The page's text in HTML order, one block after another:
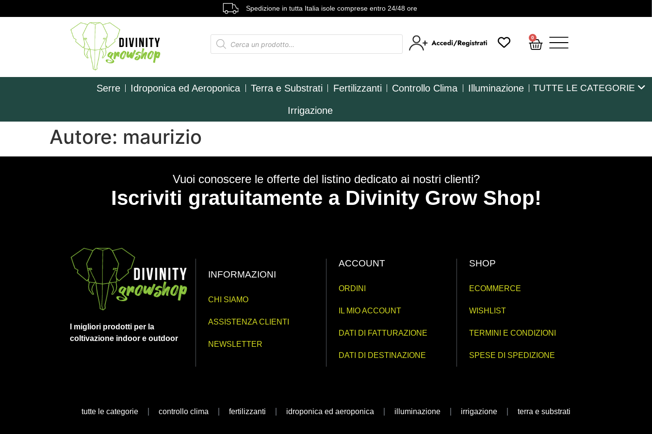
Spedizione in tutta Italia isole comprese entro 24/48 ore
0
Serre Idroponica ed Aeroponica Terra e Substrati Fertilizzanti Controllo Clima Illuminazione
Irrigazione
TUTTE LE CATEGORIE
Autore: maurizio
Vuoi conoscere le offerte del listino dedicato ai nostri clienti?
Iscriviti gratuitamente a Divinity Grow Shop!
I migliori prodotti per la
coltivazione indoor e outdoor
INFORMAZIONI
CHI SIAMO
ASSISTENZA CLIENTI
NEWSLETTER
ACCOUNT
ORDINI
IL MIO ACCOUNT
DATI DI FATTURAZIONE
DATI DI DESTINAZIONE
SHOP
ECOMMERCE
WISHLIST
TERMINI E CONDIZIONI
SPESE DI SPEDIZIONE
tutte le categorie controllo clima fertilizzanti idroponica ed aeroponica illuminazione irrigazione terra e substrati